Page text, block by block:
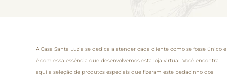
A Casa Santa Luzia se dedica a atender cada cliente como se fosse único e
é com essa essência que desenvolvemos esta loja virtual. Você encontra
aqui a seleção de produtos especiais que fizeram este pedacinho dos